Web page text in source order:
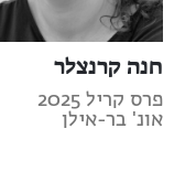
חנה קרנצלר
פרס קריל 2025
אונ' בר-אילן